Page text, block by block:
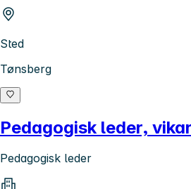
Sted
Tønsberg
Pedagogisk leder,
Pedagogisk leder